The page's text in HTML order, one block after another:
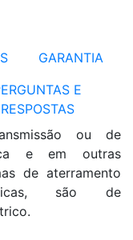
GARANTIA
E
RESPOSTAS
ou de
e em outras
de aterramento
são de